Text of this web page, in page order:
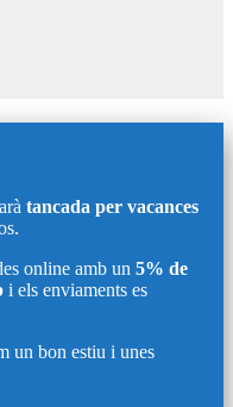
tancada per vacances
online amb un 5% de
i els enviaments es
un bon estiu i unes